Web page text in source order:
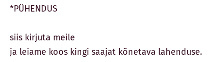
*PÜHENDUS
siis kirjuta meile
ja leiame koos kingi saajat kõnetava lahenduse.